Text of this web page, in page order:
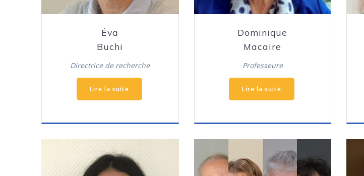
Éva
Buchi
Directrice de recherche
Lire la suite
Dominique
Macaire
Professeure
Lire la suite